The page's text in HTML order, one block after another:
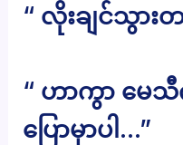
“ လိုးချင်သွား
“ ဟာကွာ မ
ပြောမှာပါ…”